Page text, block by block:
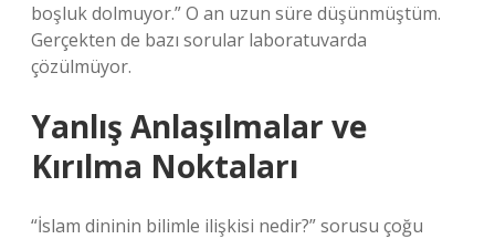
boşluk dolmuyor.” O an uzun süre düşünmüştüm.
Gerçekten de bazı sorular laboratuvarda
çözülmüyor.
Yanlış Anlaşılmalar ve
Kırılma Noktaları
“İslam dininin bilimle ilişkisi nedir?” sorusu çoğu